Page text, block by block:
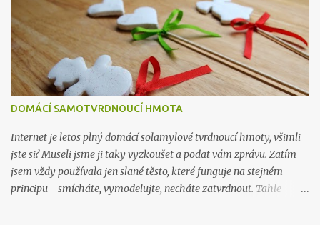
DOMÁCÍ SAMOTVRDNOUCÍ HMOTA
Internet je letos plný domácí solamylové tvrdnoucí hmoty, všimli
jste si? Museli jsme ji taky vyzkoušet a podat vám zprávu. Zatím
jsem vždy používala jen slané těsto, které funguje na stejném
principu - smícháte, vymodelujte, necháte zatvrdnout. Tahle